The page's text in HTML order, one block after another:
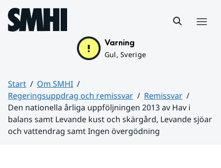
Hoppa till sidans innehåll
Varning
Gul, Sverige
Start
Om SMHI
Regeringsuppdrag och remissvar
Remissvar
Den nationella årliga uppföljningen 2013 av Hav i
balans samt Levande kust och skärgård, Levande sjöar
och vattendrag samt Ingen övergödning